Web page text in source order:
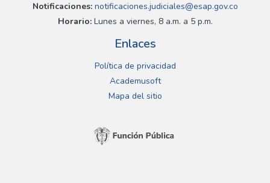
Notificaciones:notificaciones.judiciales@esap.gov.co
Horario:Lunes a viernes, 8 a.m. a 5 p.m.
Enlaces
Política de privacidad
Academusoft
Mapa del sitio